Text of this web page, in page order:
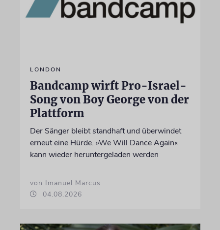
LONDON
Bandcamp wirft Pro-Israel-
Song von Boy George von der
Plattform
Der Sänger bleibt standhaft und überwindet
erneut eine Hürde. »We Will Dance Again«
kann wieder heruntergeladen werden
von Imanuel Marcus
04.08.2026